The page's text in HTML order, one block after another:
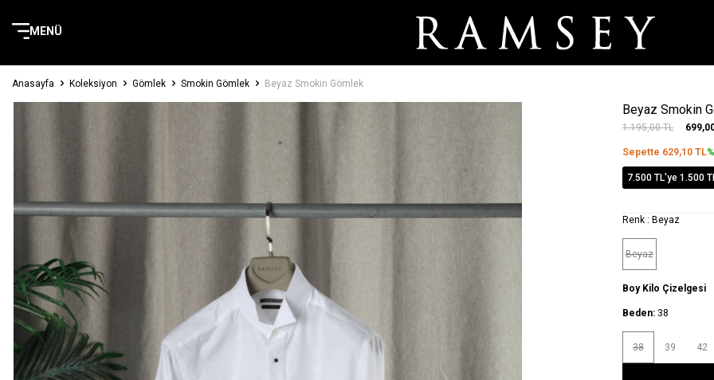
MENÜ
Anasayfa Koleksiyon Gömlek Smokin Gömlek Beyaz Smokin Gömlek
Beyaz Smokin
1.195,00TL
Sepette 629,10 TL
7.500 TL'ye 1.500
Renk : Beyaz
Beyaz
Boy Kilo Çizelgesi
Beden: 38
38 39 42